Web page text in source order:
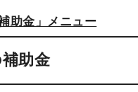
助金」メニュー
助金